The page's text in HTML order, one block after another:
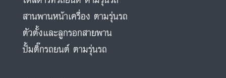
สานพานหน้าเครื่อง ตามรุ่นรถ
ตัวตั้งและลูกรอกสายพาน
ปั้มติ๊กรถยนต์ ตามรุ่นรถ